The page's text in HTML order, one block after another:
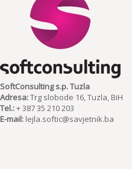
SoftConsulting s.p. Tuzla
Adresa:Trg slobode 16, Tuzla, BiH
Tel.:+ 387 35 210 203
E-mail: lejla.softic@savjetnik.ba